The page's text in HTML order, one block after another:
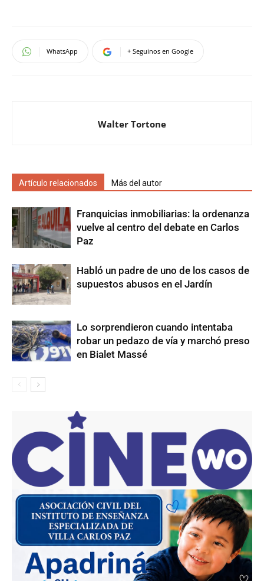
WhatsApp + Seguinos en Google
Walter Tortone
Artículo relacionados Más del autor
Franquicias inmobiliarias: la ordenanza
vuelve al centro del debate en Carlos
Paz
Habló un padre de uno de los casos de
supuestos abusos en el Jardín
Lo sorprendieron cuando intentaba
robar un pedazo de vía y marchó preso
en Bialet Massé